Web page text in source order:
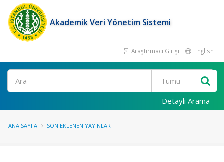
Akademik Veri Yönetim Sistemi
Araştırmacı Girişi English
Ara
Detaylı Arama
ANA SAYFA SON EKLENEN YAYINLAR